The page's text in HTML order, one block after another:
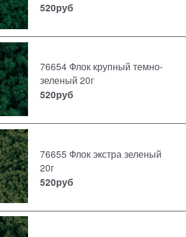
520руб
76654 Флок крупный темно-
зеленый 20г
520руб
76655 Флок экстра зеленый
20г
520руб